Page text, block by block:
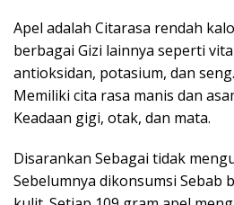
Apel adalah Citarasa rendah
berbagai Gizi lainnya seperti
antioksidan, potasium, dan
Memiliki cita rasa manis dan
Keadaan gigi, otak, dan mata.
Disarankan Sebagai tidak
Sebelumnya dikonsumsi Sebab